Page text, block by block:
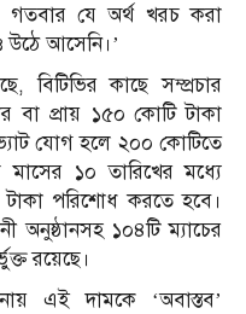
গতবার যে অর্থ খরচ করা
আসেনি।’
বিটিভির কাছে সম্প্রচার
বা প্রায় ১৫০ কোটি টাকা
যোগ হলে ২০০ কোটিতে
১০ তারিখের মধ্যে
পরিশোধ করতে হবে।
অনুষ্ঠানসহ ১০৪টি ম্যাচের
রয়েছে।
এই দামকে ‘অবাস্তব’